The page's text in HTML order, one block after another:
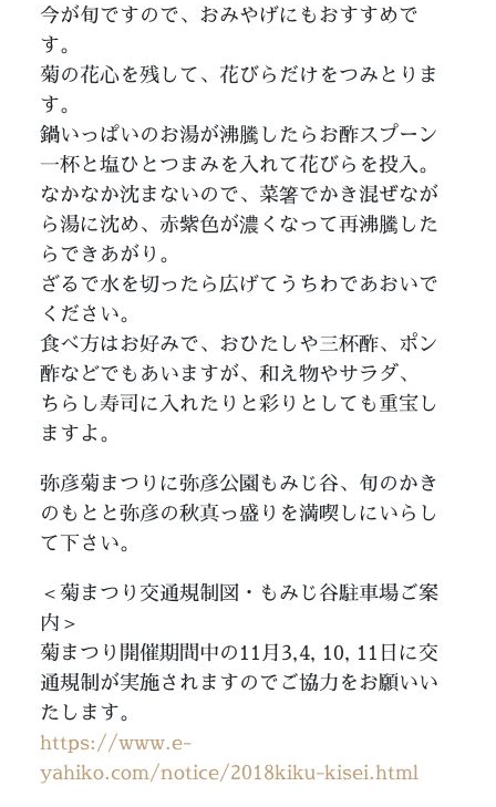
今が旬ですので、おみやげにもおすすめで
す。
菊の花心を残して、花びらだけをつみとりま
す。
鍋いっぱいのお湯が沸騰したらお酢スプーン
一杯と塩ひとつまみを入れて花びらを投入。
なかなか沈まないので、菜箸でかき混ぜなが
ら湯に沈め、赤紫色が濃くなって再沸騰した
らできあがり。
ざるで水を切ったら広げてうちわであおいで
ください。
食べ方はお好みで、おひたしや三杯酢、ポン
酢などでもあいますが、和え物やサラダ、
ちらし寿司に入れたりと彩りとしても重宝し
ますよ。
弥彦菊まつりに弥彦公園もみじ谷、旬のかき
のもとと弥彦の秋真っ盛りを満喫しにいらし
て下さい。
＜菊まつり交通規制図・もみじ谷駐車場ご案
内＞
菊まつり開催期間中の11月3,4, 10, 11日に交
通規制が実施されますのでご協力をお願いい
たします。
https://www.e-
yahiko.com/notice/2018kiku-kisei.html